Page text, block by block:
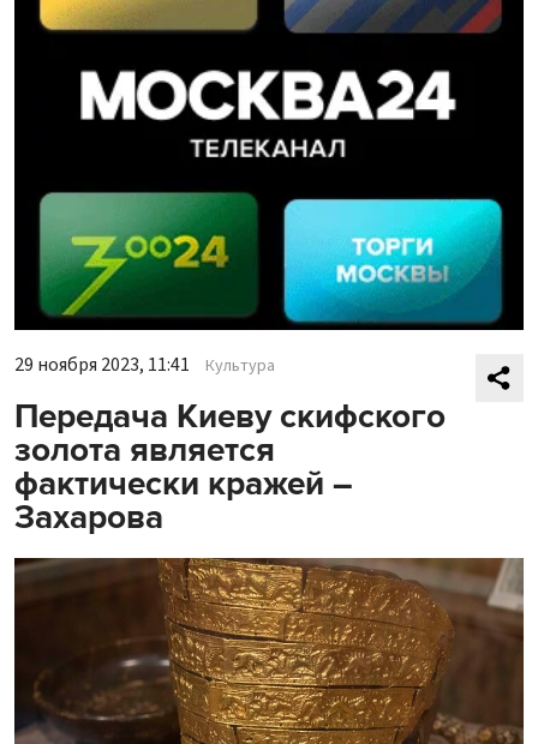
29 ноября 2023, 11:41 Культура
Передача Киеву скифского
золота является
фактически кражей –
Захарова